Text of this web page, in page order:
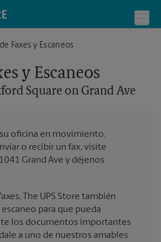
on Grand Ave
Faxes y Escaneos
y Escaneos
Square on Grand Ave
oficina en movimiento.
o recibir un fax, visite
Grand Ave y déjenos
The UPS Store también
para que pueda
los documentos importantes
a uno de nuestros amables